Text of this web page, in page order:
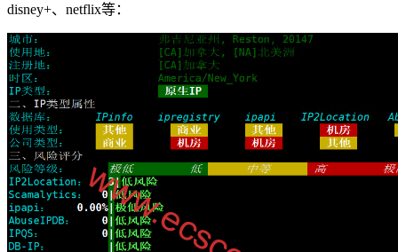
disney+、netflix等：